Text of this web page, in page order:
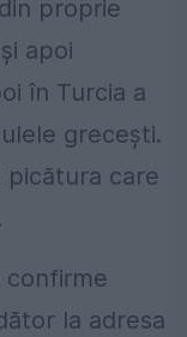
proprie
apoi
în Turcia a
grecești.
picătura care
confirme
la adresa